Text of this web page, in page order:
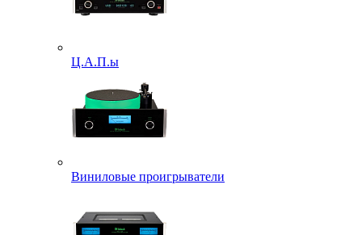
Ц.А.П.ы
Виниловые проигрыватели